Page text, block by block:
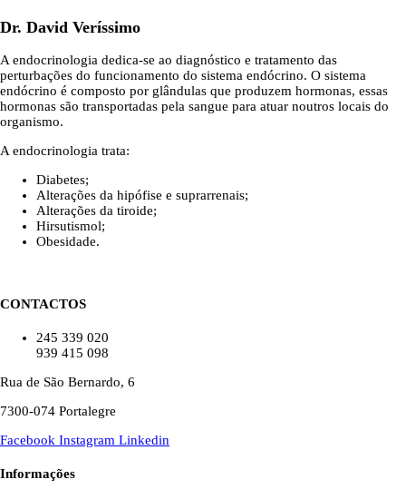
Dr. David Veríssimo
A endocrinologia dedica-se ao diagnóstico e tratamento das
perturbações do funcionamento do sistema endócrino. O sistema
endócrino é composto por glândulas que produzem hormonas, essas
hormonas são transportadas pela sangue para atuar noutros locais do
organismo.
A endocrinologia trata:
Diabetes;
Alterações da hipófise e suprarrenais;
Alterações da tiroide;
Hirsutismol;
Obesidade.
CONTACTOS
245 339 020
939 415 098
Rua de São Bernardo, 6
7300-074 Portalegre
Facebook Instagram Linkedin
Informações